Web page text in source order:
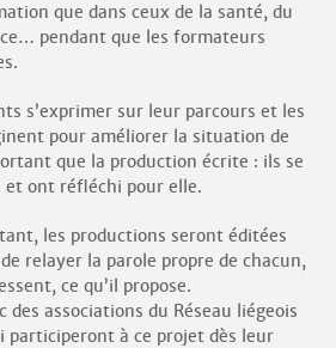
que dans ceux de la santé, du
pendant que les formateurs
s’exprimer sur leur parcours et les
pour améliorer la situation de
que la production écrite : ils se
et ont réfléchi pour elle.
les productions seront éditées
relayer la parole propre de chacun,
ce qu’il propose.
des associations du Réseau liégeois
participeront à ce projet dès leur